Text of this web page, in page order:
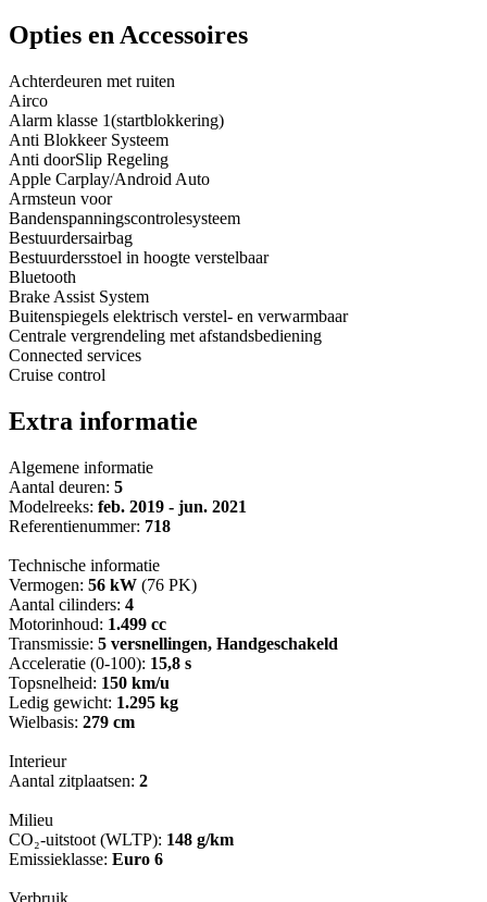
Opties en Accessoires
Achterdeuren met ruiten
Airco
Alarm klasse 1(startblokkering)
Anti Blokkeer Systeem
Anti doorSlip Regeling
Apple Carplay/Android Auto
Armsteun voor
Bandenspanningscontrolesysteem
Bestuurdersairbag
Bestuurdersstoel in hoogte verstelbaar
Bluetooth
Brake Assist System
Buitenspiegels elektrisch verstel- en verwarmbaar
Centrale vergrendeling met afstandsbediening
Connected services
Cruise control
Extra informatie
Algemene informatie
Aantal deuren: 5
Modelreeks: feb. 2019 - jun. 2021
Referentienummer: 718
Technische informatie
Vermogen: 56 kW (76 PK)
Aantal cilinders: 4
Motorinhoud: 1.499 cc
Transmissie: 5 versnellingen, Handgeschakeld
Acceleratie (0-100): 15,8 s
Topsnelheid: 150 km/u
Ledig gewicht: 1.295 kg
Wielbasis: 279 cm
Interieur
Aantal zitplaatsen: 2
Milieu
CO₂-uitstoot (WLTP): 148 g/km
Emissieklasse: Euro 6